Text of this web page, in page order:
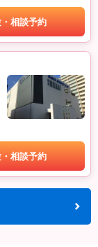
相談予約
相談予約